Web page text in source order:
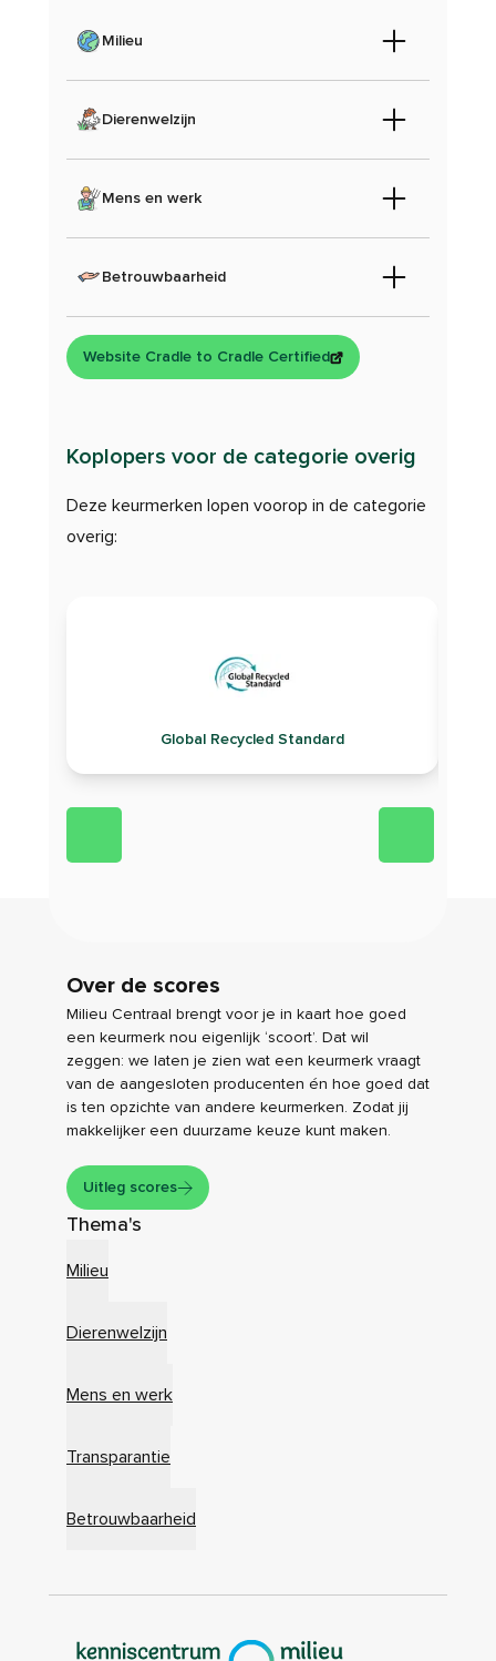
Milieu
Dierenwelzijn
Mens en werk
Betrouwbaarheid
Website Cradle to Cradle Certified
Koplopers voor de categorie overig
Deze keurmerken lopen voorop in de categorie
overig:
Global Recycled Standard
Over de scores
Milieu Centraal brengt voor je in kaart hoe goed
een keurmerk nou eigenlijk ‘scoort’. Dat wil
zeggen: we laten je zien wat een keurmerk vraagt
van de aangesloten producenten én hoe goed dat
is ten opzichte van andere keurmerken. Zodat jij
makkelijker een duurzame keuze kunt maken.
Uitleg scores
Thema's
Milieu
Dierenwelzijn
Mens en werk
Transparantie
Betrouwbaarheid